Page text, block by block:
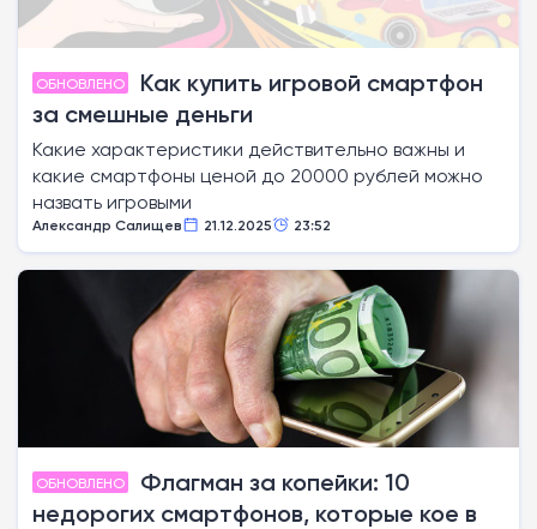
ОБНОВЛЕНО
Как купить игровой смартфон
за смешные деньги
Какие характеристики действительно важны и
какие смартфоны ценой до 20000 рублей можно
назвать игровыми
Александр Салищев 21.12.2025 23:52
ОБНОВЛЕНО
Флагман за копейки: 10
недорогих смартфонов, которые кое в